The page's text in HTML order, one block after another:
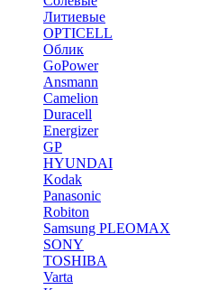
Литиевые
OPTICELL
Облик
GoPower
Ansmann
Camelion
Duracell
Energizer
GP
HYUNDAI
Kodak
Panasonic
Robiton
Samsung PLEOMAX
SONY
TOSHIBA
Varta